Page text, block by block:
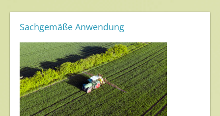
Pressemitteilungen
Pressebilder
Pressemappe
Pressekontakt
Mediathek
News
Sachgemäße Anwendung